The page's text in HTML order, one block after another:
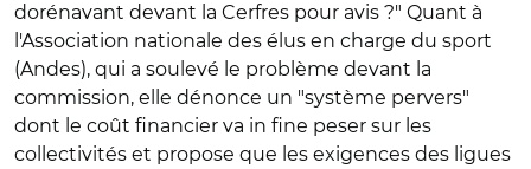
dorénavant devant la Cerfres pour avis ?" Quant à
l'Association nationale des élus en charge du sport
(Andes), qui a soulevé le problème devant la
commission, elle dénonce un "système pervers"
dont le coût financier va in fine peser sur les
collectivités et propose que les exigences des ligues